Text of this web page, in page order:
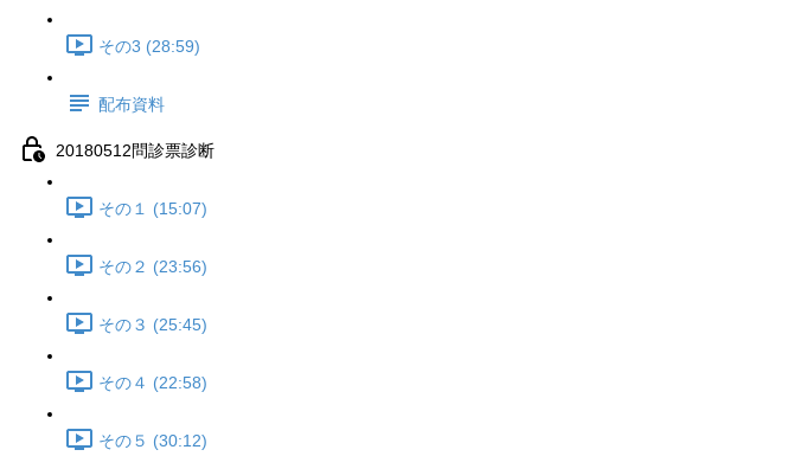
その3 (28:59)
配布資料
20180512問診票診断
その１ (15:07)
その２ (23:56)
その３ (25:45)
その４ (22:58)
その５ (30:12)